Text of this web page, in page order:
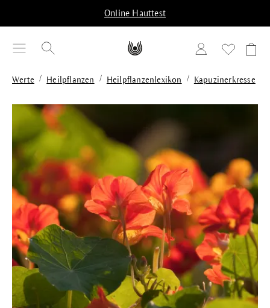
Online Hauttest
Werte / Heilpflanzen / Heilpflanzenlexikon / Kapuzinerkresse